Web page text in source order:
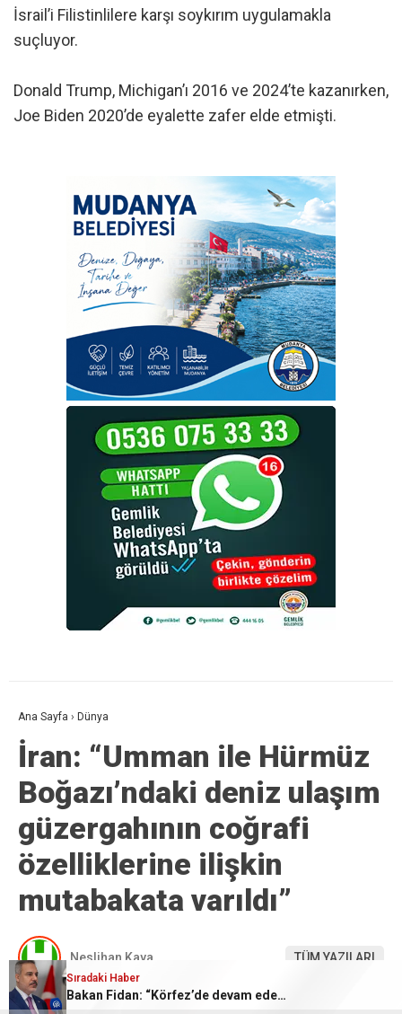
İsrail’i Filistinlilere karşı soykırım uygulamakla
suçluyor.
Donald Trump, Michigan’ı 2016 ve 2024’te kazanırken,
Joe Biden 2020’de eyalette zafer elde etmişti.
Ana Sayfa › Dünya
İran: “Umman ile Hürmüz
Boğazı’ndaki deniz ulaşım
güzergahının coğrafi
özelliklerine ilişkin
mutabakata varıldı”
Neslihan Kaya TÜM YAZILARI
Giriş: 05-08-2026 19:09
Güncelleme: 05-08-2026 19:10
Sıradaki Haber
Bakan Fidan: “Körfez’de devam eden savaş dikkatimizi Filistin meselesinden ayırmadı”